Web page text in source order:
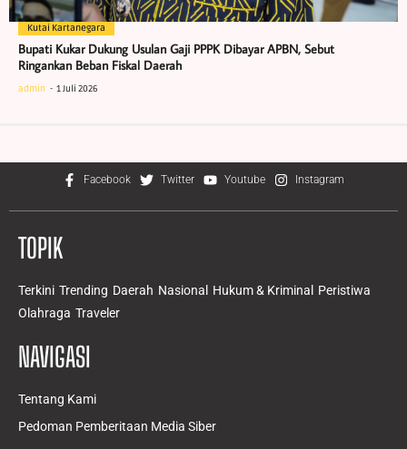
Kutai Kartanegara
Bupati Kukar Dukung Usulan Gaji PPPK Dibayar APBN, Sebut
Ringankan Beban Fiskal Daerah
admin 1 Juli 2026
Facebook Twitter Youtube Instagram
TOPIK
Terkini Trending Daerah Nasional Hukum & Kriminal
Peristiwa
Olahraga Traveler
NAVIGASI
Tentang Kami
Pedoman Pemberitaan Media Siber